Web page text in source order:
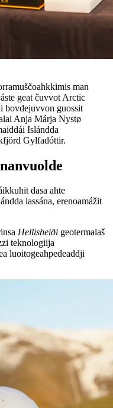
man
geat čuvvot Arctic
bovdejuvvon guossit
Anja Márja Nystø
Islándda
Gylfadóttir.
dasa ahte
lassána, erenoamážit
Hellisheiði geotermalaš
teknologiija
luoitogeahpedeaddji